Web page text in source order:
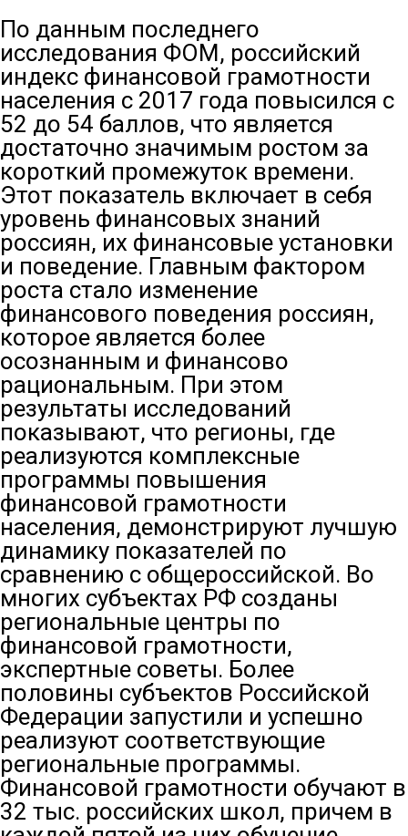
По данным последнего
исследования ФОМ, российский
индекс финансовой грамотности
населения с 2017 года повысился с
52 до 54 баллов, что является
достаточно значимым ростом за
короткий промежуток времени.
Этот показатель включает в себя
уровень финансовых знаний
россиян, их финансовые установки
и поведение. Главным фактором
роста стало изменение
финансового поведения россиян,
которое является более
осознанным и финансово
рациональным. При этом
результаты исследований
показывают, что регионы, где
реализуются комплексные
программы повышения
финансовой грамотности
населения, демонстрируют лучшую
динамику показателей по
сравнению с общероссийской. Во
многих субъектах РФ созданы
региональные центры по
финансовой грамотности,
экспертные советы. Более
половины субъектов Российской
Федерации запустили и успешно
реализуют соответствующие
региональные программы.
Финансовой грамотности обучают в
32 тыс. российских школ, причем в